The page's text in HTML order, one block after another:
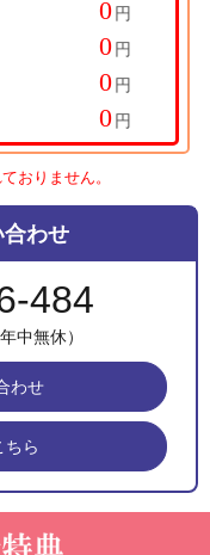
円
円
円
円
おりません。
わせ
484
中無休）
わせ
ちら